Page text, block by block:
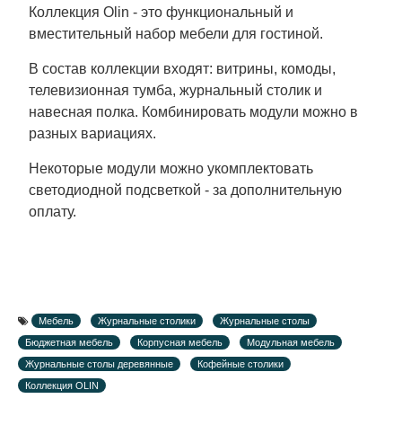
Коллекция Olin - это функциональный и
вместительный набор мебели для гостиной.
В состав коллекции входят: витрины, комоды,
телевизионная тумба, журнальный столик и
навесная полка. Комбинировать модули можно в
разных вариациях.
Некоторые модули можно укомплектовать
светодиодной подсветкой - за дополнительную
оплату.
Мебель Журнальные столики
Журнальные столы
Бюджетная мебель
Корпусная мебель
Модульная мебель
Журнальные столы деревянные
Кофейные столики
Коллекция OLIN